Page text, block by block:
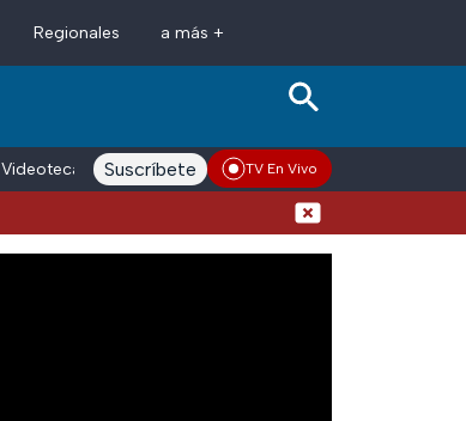
Regionales a más +
Videoteca Conductores Voces adn Noticias
Suscríbete TV En Vivo